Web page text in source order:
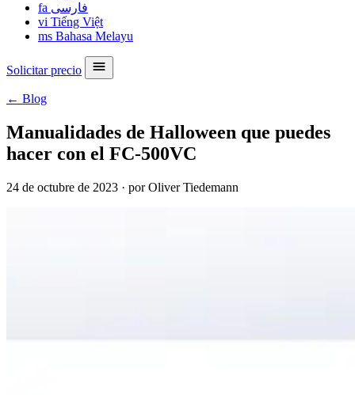
fa فارسی
vi Tiếng Việt
ms Bahasa Melayu
Solicitar precio
← Blog
Manualidades de Halloween que puedes
hacer con el FC-500VC
24 de octubre de 2023 · por Oliver Tiedemann